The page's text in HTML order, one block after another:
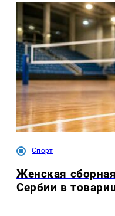
Спорт
Женская
Сербии в